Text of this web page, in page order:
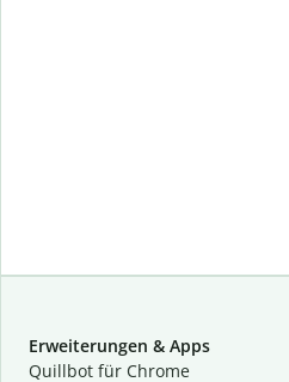
Erweiterungen & Apps
Quillbot für Chrome